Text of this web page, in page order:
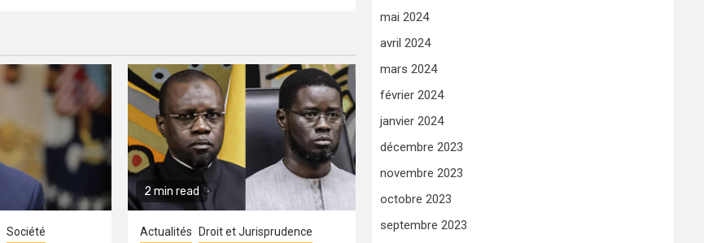
Société
2 min read
Actualités
Droit et Jurisprudence
mai 2024
avril 2024
mars 2024
février 2024
janvier 2024
décembre 2023
novembre 2023
octobre 2023
septembre 2023